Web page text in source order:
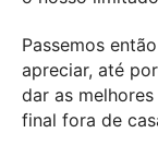
Passemos
apreciar, até
dar as
final fora de